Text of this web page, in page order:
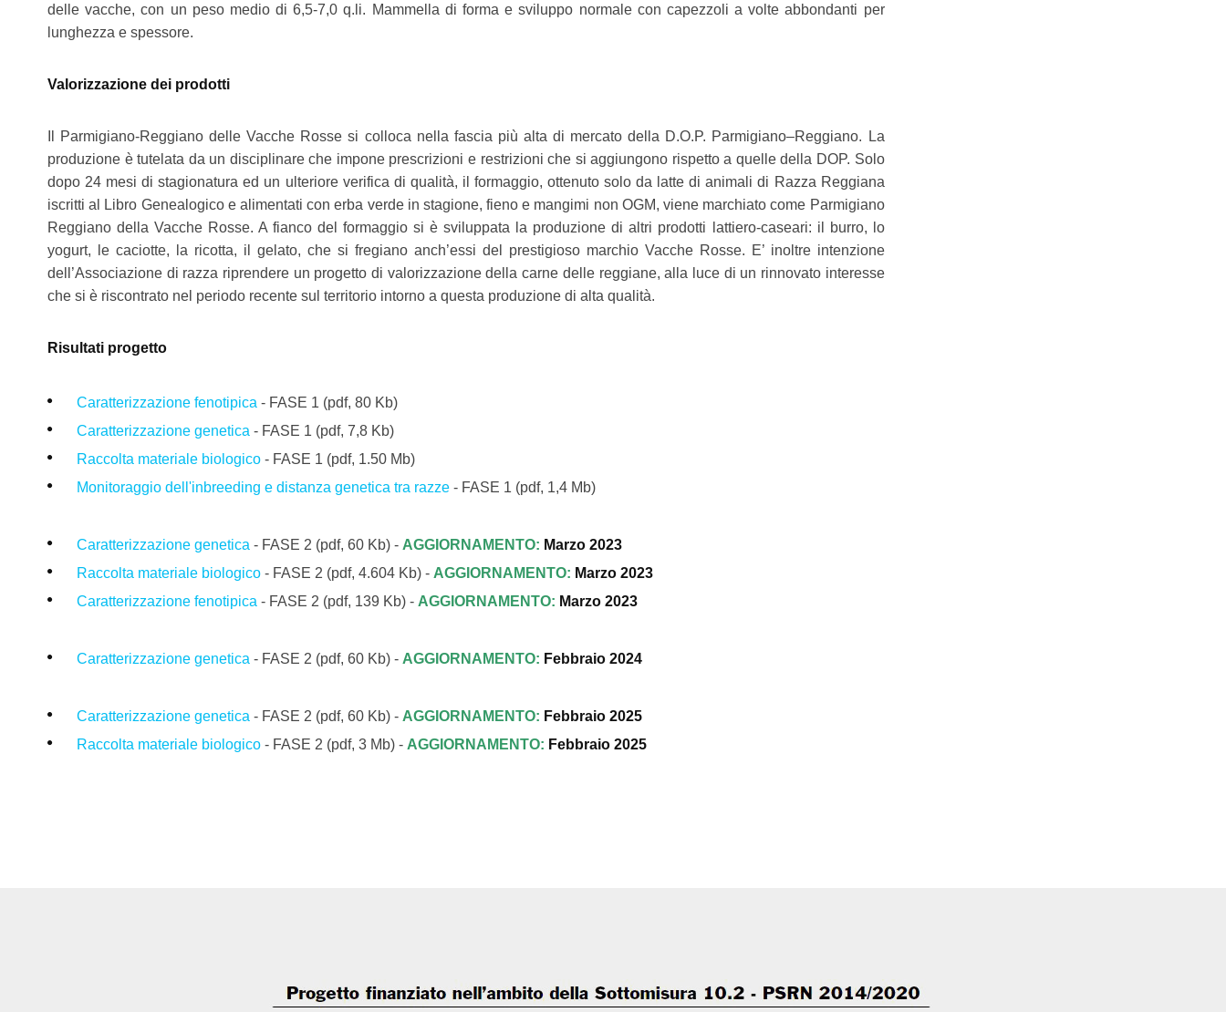
delle vacche, con un peso medio di 6,5-7,0 q.li. Mammella di forma e sviluppo normale con capezzoli a volte abbondanti per
lunghezza e spessore.
Valorizzazione dei prodotti
Il Parmigiano-Reggiano delle Vacche Rosse si colloca nella fascia più alta di mercato della D.O.P. Parmigiano–Reggiano. La
produzione è tutelata da un disciplinare che impone prescrizioni e restrizioni che si aggiungono rispetto a quelle della DOP. Solo
dopo 24 mesi di stagionatura ed un ulteriore verifica di qualità, il formaggio, ottenuto solo da latte di animali di Razza Reggiana
iscritti al Libro Genealogico e alimentati con erba verde in stagione, fieno e mangimi non OGM, viene marchiato come Parmigiano
Reggiano della Vacche Rosse. A fianco del formaggio si è sviluppata la produzione di altri prodotti lattiero-caseari: il burro, lo
yogurt, le caciotte, la ricotta, il gelato, che si fregiano anch’essi del prestigioso marchio Vacche Rosse. E’ inoltre intenzione
dell’Associazione di razza riprendere un progetto di valorizzazione della carne delle reggiane, alla luce di un rinnovato interesse
che si è riscontrato nel periodo recente sul territorio intorno a questa produzione di alta qualità.
Risultati progetto
Caratterizzazione fenotipica - FASE 1 (pdf, 80 Kb)
Caratterizzazione genetica - FASE 1 (pdf, 7,8 Kb)
Raccolta materiale biologico - FASE 1 (pdf, 1.50 Mb)
Monitoraggio dell'inbreeding e distanza genetica tra razze - FASE 1 (pdf, 1,4 Mb)
Caratterizzazione genetica - FASE 2 (pdf, 60 Kb) - AGGIORNAMENTO: Marzo 2023
Raccolta materiale biologico - FASE 2 (pdf, 4.604 Kb) - AGGIORNAMENTO: Marzo 2023
Caratterizzazione fenotipica - FASE 2 (pdf, 139 Kb) - AGGIORNAMENTO: Marzo 2023
Caratterizzazione genetica - FASE 2 (pdf, 60 Kb) - AGGIORNAMENTO: Febbraio 2024
Caratterizzazione genetica - FASE 2 (pdf, 60 Kb) - AGGIORNAMENTO: Febbraio 2025
Raccolta materiale biologico - FASE 2 (pdf, 3 Mb) - AGGIORNAMENTO: Febbraio 2025